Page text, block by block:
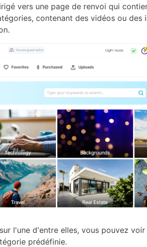
vers une page de renvoi qui
contenant des vidéos ou des
l'une d'entre elles, vous pouvez
prédéfinie.